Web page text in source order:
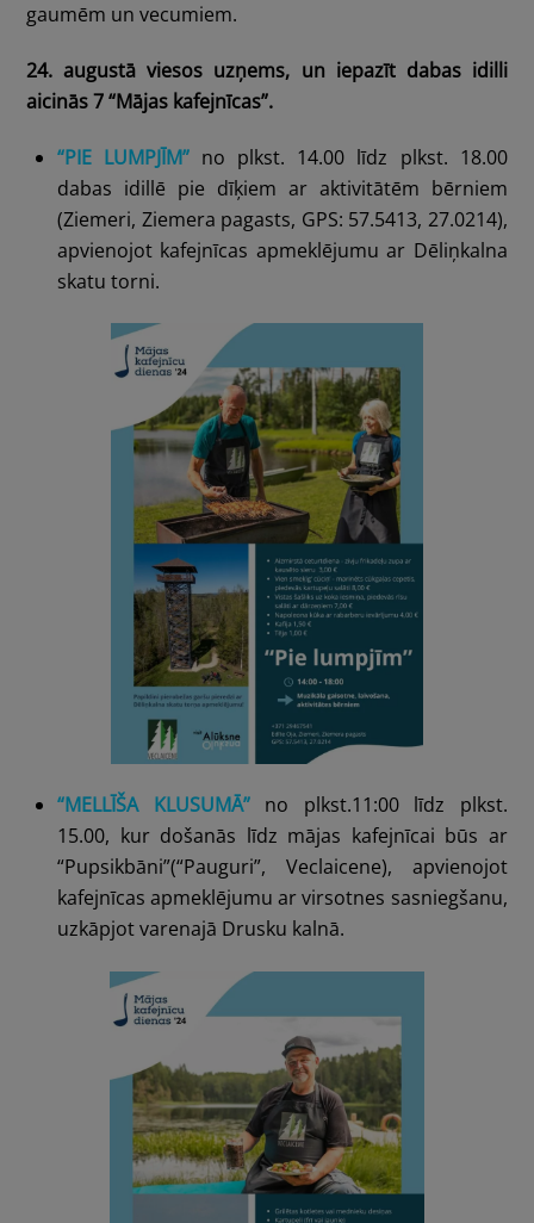
gaumēm un vecumiem.
24. augustā viesos uzņems, un iepazīt dabas idilli
aicinās 7 “Mājas kafejnīcas”.
“PIE LUMPJĪM” no plkst. 14.00 līdz plkst. 18.00
dabas idillē pie dīķiem ar aktivitātēm bērniem
(Ziemeri, Ziemera pagasts, GPS: 57.5413, 27.0214),
apvienojot kafejnīcas apmeklējumu ar Dēliņkalna
skatu torni.
“MELLĪŠA KLUSUMĀ”no plkst.11:00 līdz plkst.
15.00, kur došanās līdz mājas kafejnīcai būs ar
“Pupsikbāni”(“Pauguri”, Veclaicene), apvienojot
kafejnīcas apmeklējumu ar virsotnes sasniegšanu,
uzkāpjot varenajā Drusku kalnā.